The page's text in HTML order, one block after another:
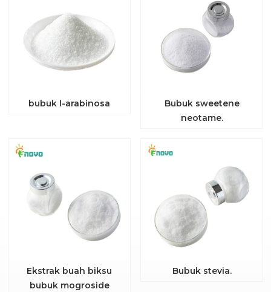
bubuk l-arabinosa
Bubuk sweetene
neotame.
Ekstrak buah biksu
bubuk mogroside
Bubuk stevia.